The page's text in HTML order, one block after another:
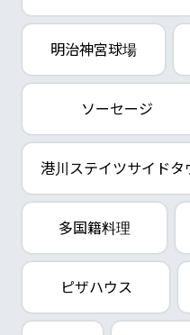
明治神宮球場
ソーセージ
港川ステイツサイドタ
多国籍料理
ピザハウス